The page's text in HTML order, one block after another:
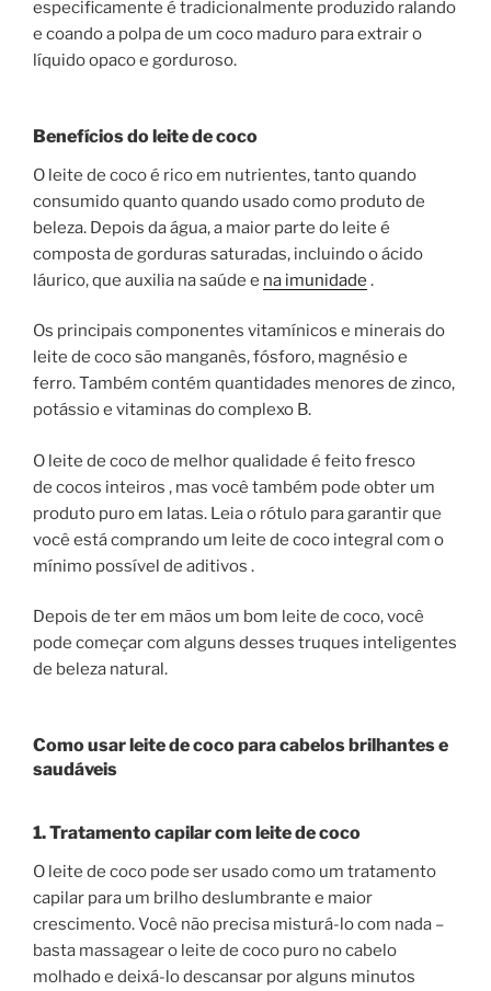
especificamente é tradicionalmente produzido ralando
e coando a polpa de um coco maduro para extrair o
líquido opaco e gorduroso.
Benefícios do leite de coco
O leite de coco é rico em nutrientes, tanto quando
consumido quanto quando usado como produto de
beleza. Depois da água, a maior parte do leite é
composta de gorduras saturadas, incluindo o ácido
láurico, que auxilia na saúde e na imunidade .
Os principais componentes vitamínicos e minerais do
leite de coco são manganês, fósforo, magnésio e
ferro. Também contém quantidades menores de zinco,
potássio e vitaminas do complexo B.
O leite de coco de melhor qualidade é feito fresco
de cocos inteiros , mas você também pode obter um
produto puro em latas. Leia o rótulo para garantir que
você está comprando um leite de coco integral com o
mínimo possível de aditivos .
Depois de ter em mãos um bom leite de coco, você
pode começar com alguns desses truques inteligentes
de beleza natural.
Como usar leite de coco para cabelos brilhantes e
saudáveis
1. Tratamento capilar com leite de coco
O leite de coco pode ser usado como um tratamento
capilar para um brilho deslumbrante e maior
crescimento. Você não precisa misturá-lo com nada –
basta massagear o leite de coco puro no cabelo
molhado e deixá-lo descansar por alguns minutos